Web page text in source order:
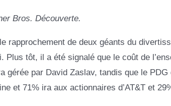
Bros. Découverte.
rapprochement de deux géants du
Plus tôt, il a été signalé que le coût de
gérée par David Zaslav, tandis que le
et 71% ira aux actionnaires d’AT&T et